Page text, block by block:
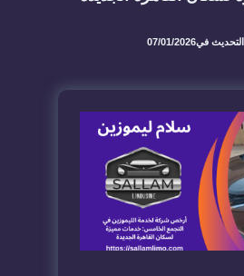
في07/01/2026